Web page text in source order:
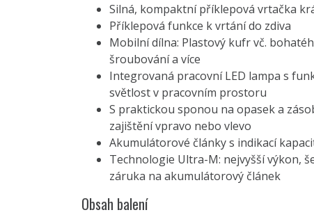
Silná, kompaktní příklepová vrtačka
Příklepová funkce k vrtání do zdiva
Mobilní dílna: Plastový kufr vč.
šroubování a více
Integrovaná pracovní LED lampa s
světlost v pracovním prostoru
S praktickou sponou na opasek a
zajištění vpravo nebo vlevo
Akumulátorové články s indikací
Technologie Ultra-M: nejvyšší výkon,
záruka na akumulátorový článek
Obsah balení